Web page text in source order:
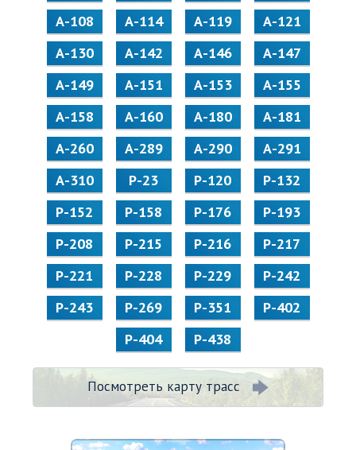
А-108
А-114 А-119
А-121
А-130
А-142 А-146
А-147
А-149
А-151 А-153
А-155
А-158
А-160 А-180
А-181
А-260
А-289 А-290
А-291
А-310
Р-23 Р-120
Р-132
Р-152
Р-158 Р-176
Р-193
Р-208
Р-215 Р-216
Р-217
Р-221
Р-228 Р-229
Р-242
Р-243
Р-269 Р-351
Р-402
Р-404
Р-438
Посмотреть карту трасс